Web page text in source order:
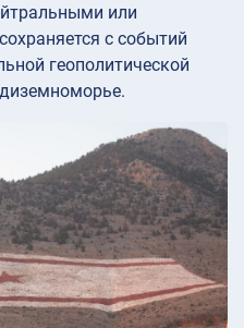
или
с событий
геополитической